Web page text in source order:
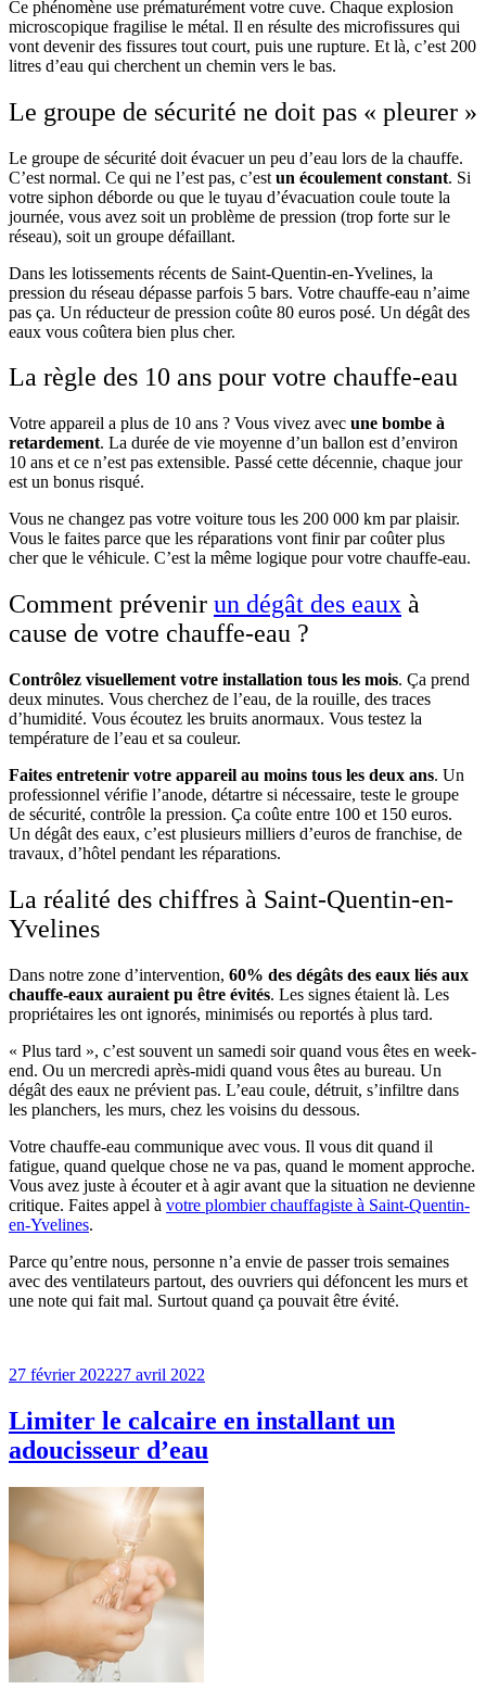
Ce phénomène use prématurément votre cuve. Chaque explosion
microscopique fragilise le métal. Il en résulte des microfissures qui
vont devenir des fissures tout court, puis une rupture. Et là, c’est 200
litres d’eau qui cherchent un chemin vers le bas.
Le groupe de sécurité ne doit pas « pleurer »
Le groupe de sécurité doit évacuer un peu d’eau lors de la chauffe.
C’est normal. Ce qui ne l’est pas, c’est un écoulement constant. Si
votre siphon déborde ou que le tuyau d’évacuation coule toute la
journée, vous avez soit un problème de pression (trop forte sur le
réseau), soit un groupe défaillant.
Dans les lotissements récents de Saint-Quentin-en-Yvelines, la
pression du réseau dépasse parfois 5 bars. Votre chauffe-eau n’aime
pas ça. Un réducteur de pression coûte 80 euros posé. Un dégât des
eaux vous coûtera bien plus cher.
La règle des 10 ans pour votre chauffe-eau
Votre appareil a plus de 10 ans ? Vous vivez avec une bombe à
retardement. La durée de vie moyenne d’un ballon est d’environ
10 ans et ce n’est pas extensible. Passé cette décennie, chaque jour
est un bonus risqué.
Vous ne changez pas votre voiture tous les 200 000 km par plaisir.
Vous le faites parce que les réparations vont finir par coûter plus
cher que le véhicule. C’est la même logique pour votre chauffe-eau.
Comment prévenir un dégât des eaux à
cause de votre chauffe-eau ?
Contrôlez visuellement votre installation tous les mois. Ça prend
deux minutes. Vous cherchez de l’eau, de la rouille, des traces
d’humidité. Vous écoutez les bruits anormaux. Vous testez la
température de l’eau et sa couleur.
Faites entretenir votre appareil au moins tous les deux ans. Un
professionnel vérifie l’anode, détartre si nécessaire, teste le groupe
de sécurité, contrôle la pression. Ça coûte entre 100 et 150 euros.
Un dégât des eaux, c’est plusieurs milliers d’euros de franchise, de
travaux, d’hôtel pendant les réparations.
La réalité des chiffres à Saint-Quentin-en-
Yvelines
Dans notre zone d’intervention, 60% des dégâts des eaux liés aux
chauffe-eaux auraient pu être évités. Les signes étaient là. Les
propriétaires les ont ignorés, minimisés ou reportés à plus tard.
« Plus tard », c’est souvent un samedi soir quand vous êtes en week-
end. Ou un mercredi après-midi quand vous êtes au bureau. Un
dégât des eaux ne prévient pas. L’eau coule, détruit, s’infiltre dans
les planchers, les murs, chez les voisins du dessous.
Votre chauffe-eau communique avec vous. Il vous dit quand il
fatigue, quand quelque chose ne va pas, quand le moment approche.
Vous avez juste à écouter et à agir avant que la situation ne devienne
critique. Faites appel à votre plombier chauffagiste à Saint-Quentin-
en-Yvelines.
Parce qu’entre nous, personne n’a envie de passer trois semaines
avec des ventilateurs partout, des ouvriers qui défoncent les murs et
une note qui fait mal. Surtout quand ça pouvait être évité.
Publié
27 février 202227 avril 2022
Limiter le calcaire en installant un
adoucisseur d’eau